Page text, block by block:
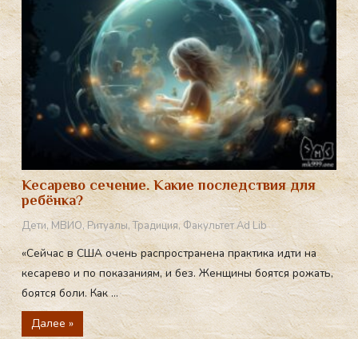
Кесарево сечение. Какие последствия для
ребёнка?
Дети,МВИО,Ритуалы,Традиция,Факультет Ad Lib
«Cейчас в США очень распространена практика идти на
кесарево и по показаниям, и без. Женщины боятся рожать,
боятся боли. Как ...
Далее »